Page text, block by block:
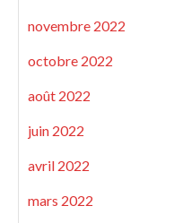
novembre 2022
octobre 2022
août 2022
juin 2022
avril 2022
mars 2022